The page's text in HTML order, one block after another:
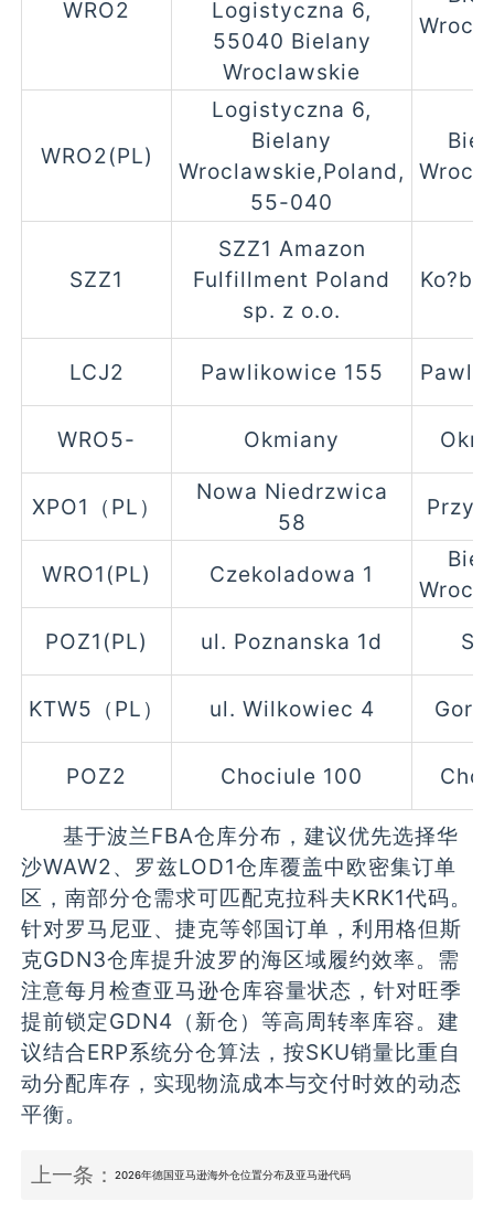
WRO2
Logistyczna 6,
55040 Bielany
Wroclawskie
WRO2(PL)
Logistyczna 6,
Bielany
Wroclawskie,Poland,
55-040
SZZ1
SZZ1 Amazon
Fulfillment Poland
sp. z o.o.
LCJ2 Pawlikowice 155
WRO5- Okmiany
XPO1（PL）
Nowa Niedrzwica
58
WRO1(PL) Czekoladowa 1
POZ1(PL)
ul. Poznanska 1d
KTW5（PL） ul. Wilkowiec 4
POZ2 Chociule 100
基于波兰FBA仓库分布，建议优先选择华
沙WAW2、罗兹LOD1仓库覆盖中欧密集订单
区，南部分仓需求可匹配克拉科夫KRK1代码。
针对罗马尼亚、捷克等邻国订单，利用格但斯
克GDN3仓库提升波罗的海区域履约效率。需
注意每月检查亚马逊仓库容量状态，针对旺季
提前锁定GDN4（新仓）等高周转率库容。建
议结合ERP系统分仓算法，按SKU销量比重自
动分配库存，实现物流成本与交付时效的动态
平衡。
上一条：2026年德国亚马逊海外仓位置分布及亚马逊代码